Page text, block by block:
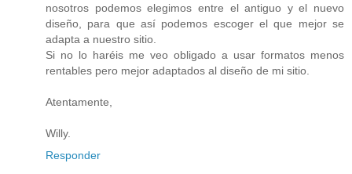
nosotros podemos elegimos entre el antiguo y el nuevo
diseño, para que así podemos escoger el que mejor se
adapta a nuestro sitio.
Si no lo haréis me veo obligado a usar formatos menos
rentables pero mejor adaptados al diseño de mi sitio.
Atentamente,
Willy.
Responder